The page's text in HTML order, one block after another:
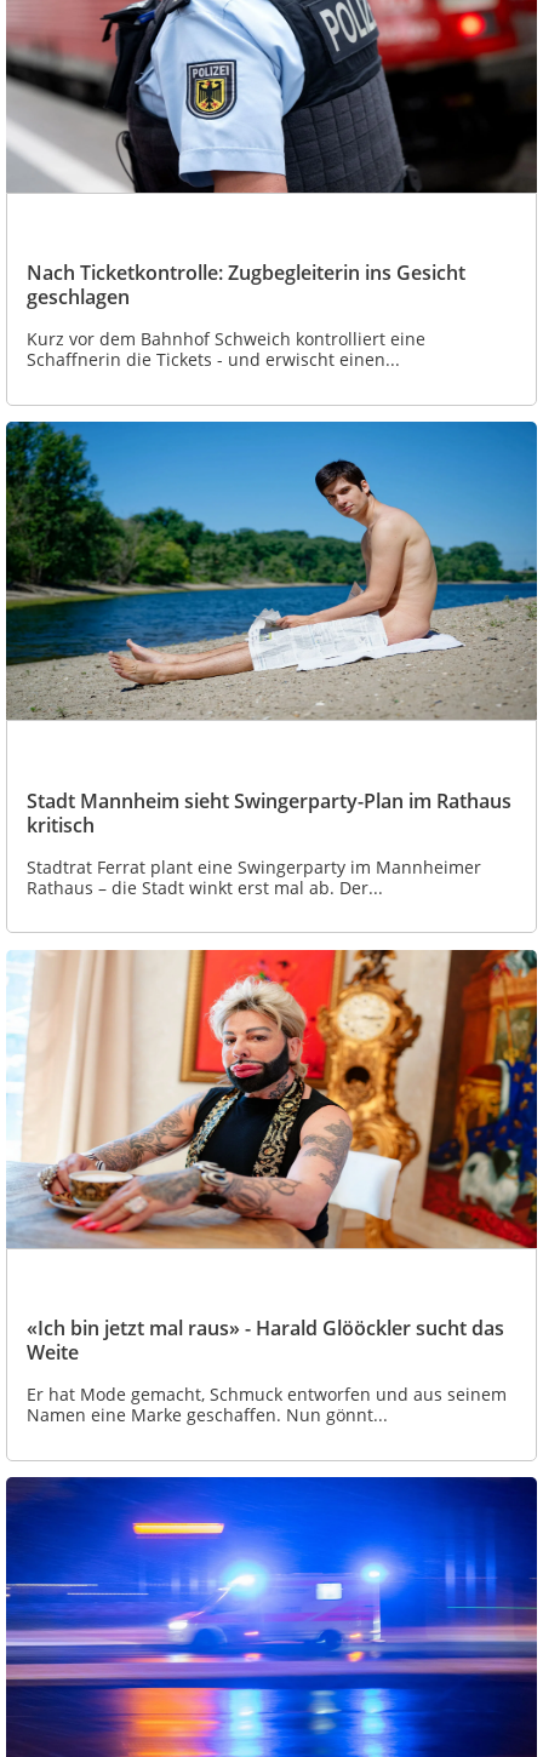
Nach Ticketkontrolle: Zugbegleiterin ins Gesicht
geschlagen
Kurz vor dem Bahnhof Schweich kontrolliert eine
Schaffnerin die Tickets - und erwischt einen...
Stadt Mannheim sieht Swingerparty-Plan im Rathaus
kritisch
Stadtrat Ferrat plant eine Swingerparty im Mannheimer
Rathaus – die Stadt winkt erst mal ab. Der...
«Ich bin jetzt mal raus» - Harald Glööckler sucht das
Weite
Er hat Mode gemacht, Schmuck entworfen und aus seinem
Namen eine Marke geschaffen. Nun gönnt...